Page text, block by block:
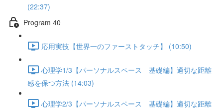
(22:37)
Program 40
応用実技【世界一のファーストタッチ】 (10:50)
心理学1/3【パーソナルスペース 基礎編】適切な距離
感を保つ方法 (14:03)
心理学2/3【パーソナルスペース 基礎編】適切な距離